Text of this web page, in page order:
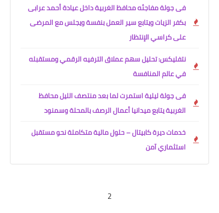
فى جولة مفاجئه محافظ الغربية داخل عيادة أحمد عرابى
بكفر الزيات ويتابع سير العمل بنفسة ويجلس مع المرضى
على كراسي الإنتظار
نتفليكس: تحليل سهم عملاق الترفيه الرقمي ومستقبله
في عالم المنافسة
فى جولة ليلية استمرت لما بعد منتصف الليل محافظ
الغربية يتابع ميدانيا أعمال الرصف بالمحلة وسمنود
خدمات ديرة كابيتال – حلول مالية متكاملة نحو مستقبل
استثماري آمن
2